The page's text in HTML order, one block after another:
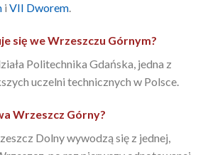
i VII Dworem.
się we Wrzeszczu Górnym?
Politechnika Gdańska, jedna z
uczelni technicznych w Polsce.
Wrzeszcz Górny?
Dolny wywodzą się z jednej,